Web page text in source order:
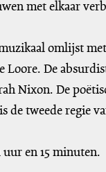
met elkaar
omlijst
Loore. De
Nixon. De
is de tweede regie
en 15 minuten.